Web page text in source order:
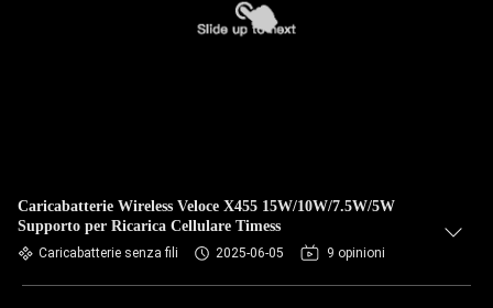
Caricabatterie Wireless Veloce X455 15W/10W/7.5W/5W
Supporto per Ricarica Cellulare Timess
Caricabatterie senza fili 2025-06-05 9 opinioni